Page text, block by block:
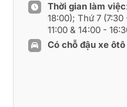
Thời gian làm việc
18:00); Thứ 7
11:00 & 14:00 -
Có chỗ đậu xe ôtô